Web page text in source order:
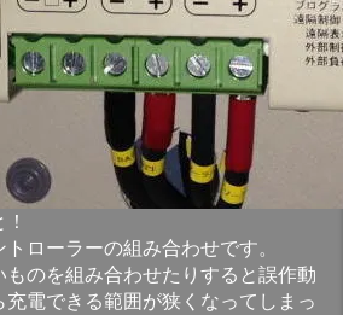
ローラーの組み合わせです。
のを組み合わせたりすると誤作動
電できる範囲が狭くなってしまっ